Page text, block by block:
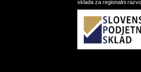
sklada za regionalni